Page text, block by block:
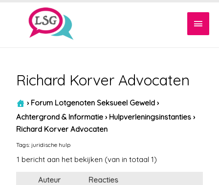
Richard Korver Advocaten
› Forum Lotgenoten Seksueel Geweld ›
Achtergrond & Informatie › Hulpverleningsinstanties ›
Richard Korver Advocaten
Tags: juridische hulp
1 bericht aan het bekijken (van in totaal 1)
Auteur
Reacties